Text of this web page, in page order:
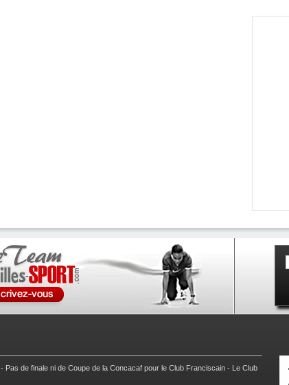
- Pas de finale ni de Coupe de la Concacaf pour le Club Franciscain - Le Club